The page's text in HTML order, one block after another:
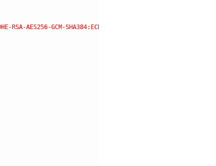
RSA-AES256-GCM-SHA384:ECDHE-ECDSA-AES256-GCM-